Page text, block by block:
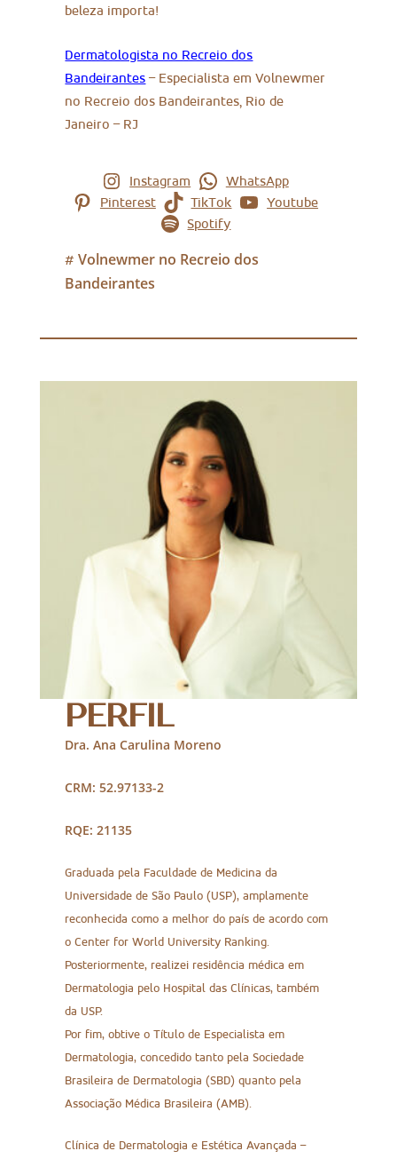
beleza importa!
Dermatologista no Recreio dos
Bandeirantes – Especialista em Volnewmer
no Recreio dos Bandeirantes, Rio de
Janeiro – RJ
Instagram
WhatsApp
Pinterest
TikTok
Youtube
Spotify
#Volnewmer no Recreio dos
Bandeirantes
PERFIL
Dra. Ana Carulina Moreno
CRM: 52.97133-2
RQE: 21135
Graduada pela Faculdade de Medicina da
Universidade de São Paulo (USP), amplamente
reconhecida como a melhor do país de acordo com
o Center for World University Ranking.
Posteriormente, realizei residência médica em
Dermatologia pelo Hospital das Clínicas, também
da USP.
Por fim, obtive o Título de Especialista em
Dermatologia, concedido tanto pela Sociedade
Brasileira de Dermatologia (SBD) quanto pela
Associação Médica Brasileira (AMB).
Clínica de Dermatologia e Estética Avançada –